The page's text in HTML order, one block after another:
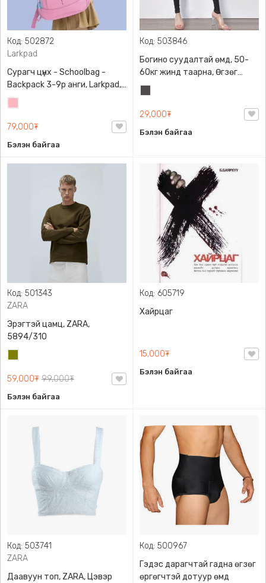
Код: 502872
Larkpad
Сурагч цүнх - Schoolbag -
Backpack 3-9р анги, Larkpad,
9009-10128, Цацруулагчтай,
Олон тасалгаатай
79,000₮
Бэлэн байгаа
Код: 503846
Богино суудалтай өмд, 50-
60кг жинд таарна, Өгзөг
өргөгчтэй
29,000₮
Бэлэн байгаа
Код: 501343
ZARA
Эрэгтэй цамц, ZARA,
5894/310
59,000₮ 99,000₮
Бэлэн байгаа
Код: 605719
Хайрцаг
15,000₮
Бэлэн байгаа
Код: 503741
ZARA
Даавуун топ, ZARA, Цэвэр
Код: 500967
Гэдэс дарагчтай гадна өгзөг
өргөгчтэй дотуур өмд